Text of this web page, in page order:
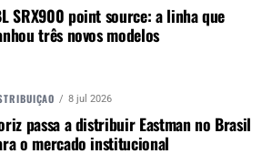
em cada criação que faz,
valorizando muito o controle
a escolha das madeiras,
e inlays. Esse contato
perfil de cada cliente que já
SRX900 point source: a linha que
três novos modelos
8 jul 2026
passa a distribuir Eastman no Brasil
o mercado institucional